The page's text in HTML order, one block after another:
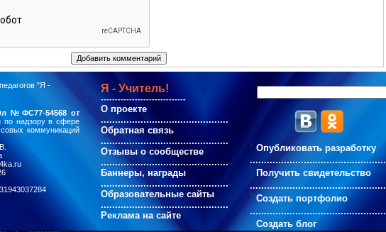
"Я -
Я - Учитель!
------------------------------
О проекте
.............................................
Обратная связь
.............................................
Отзывы о сообществе
.............................................
Баннеры, награды
.............................................
Образовательные сайты
.............................................
Реклама на сайте
№ФС77-54568 от
по надзору в сфере
коммуникаций
Опубликовать разработку
................................................
Получить свидетельство
................................................
Создать портфолио
................................................
Создать блог